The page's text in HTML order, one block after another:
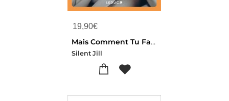
19,90€
Mais Comment Tu Fais ? : Couple, Famille, Boulot... Les Conseils De Jill Pour Creer Sa Safe Place
Silent Jill